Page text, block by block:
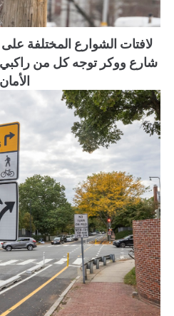
لافتات الشوارع المختلفة
شارع ووكر توجه كل من راكبي
الأمان